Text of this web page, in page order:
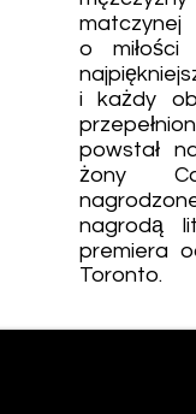
o
i każdy
powstał
żony
nagrodą
premiera
Toronto.